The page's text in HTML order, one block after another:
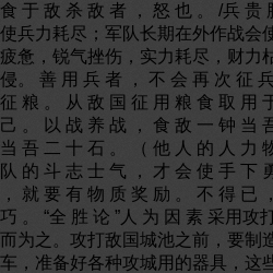
食 于 敌 杀 敌 者 ， 怒 也 。 /兵 贵
使兵力耗尽；军队长期在外作战会
疲惫，锐气挫伤，实力耗尽，财力
侵。 善 用 兵 者 ， 不 会 再 次 征
征 粮 。 从 敌 国 征 用 粮 食 取 用
己 。 以 战 养 战 ， 食 敌 一 钟 当
当 吾 二 十 石 。 （ 他 人 的 人 力
队 的 斗 志 士 气 ， 才 会 使 手 下
， 就 要 有 物 质 奖 励 。 不 得 已
巧 。 “全 胜 论 ”人 为 因 素 采用
而为之。攻打敌国城池之前，要制
车，准备好各种攻城用的器具，这